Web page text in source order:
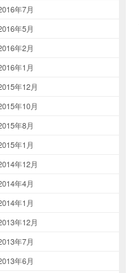
年7月
年5月
年2月
年1月
年12月
年10月
年8月
年1月
年12月
年4月
年1月
年12月
年7月
年6月